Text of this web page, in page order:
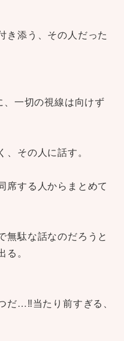
き添う、その人だった
、一切の視線は向けず
その人に話す。
席する人からまとめて
無駄な話なのだろうと
。
だ…‼︎当たり前すぎる、